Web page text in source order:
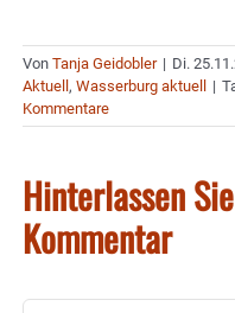
Von Tanja Geidobler | Di.
Aktuell , Wasserburg aktuell |
Kommentare
Hinterlassen
Kommentar